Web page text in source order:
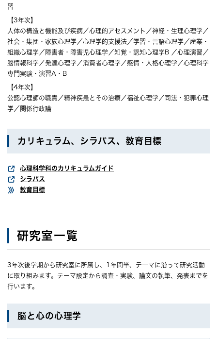
習
【3年次】
人体の構造と機能及び疾病／心理的アセスメント／神経・生理心理学／
社会・集団・家族心理学／心理学的支援法／学習・言語心理学／産業・
組織心理学／障害者・障害児心理学／知覚・認知心理学B ／心理演習／
脳情報科学／発達心理学／消費者心理学／感情・人格心理学／心理科学
専門実験・演習A・B
【4年次】
公認心理師の職責／精神疾患とその治療／福祉心理学／司法・犯罪心理
学／関係行政論
カリキュラム、シラバス、教育目標
心理科学科のカリキュラムガイド
シラバス
教育目標
研究室一覧
3年次後学期から研究室に所属し、1年間半、テーマに沿って研究活動
に取り組みます。テーマ設定から調査・実験、論文の執筆、発表までを
行います。
脳と心の心理学